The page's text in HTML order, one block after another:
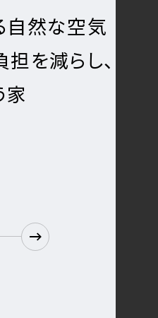
ペットも安
全の全館空